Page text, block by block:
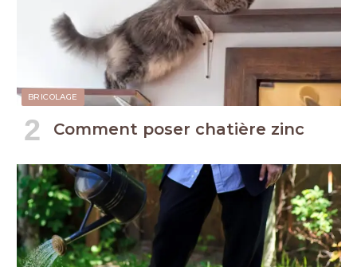
BRICOLAGE
Comment poser chatière zinc